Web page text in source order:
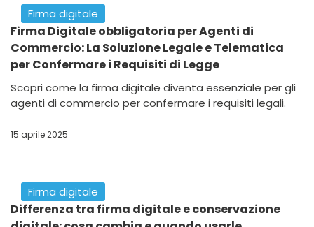
Firma digitale
Firma Digitale obbligatoria per Agenti di
Commercio: La Soluzione Legale e Telematica
per Confermare i Requisiti di Legge
Scopri come la firma digitale diventa essenziale per gli
agenti di commercio per confermare i requisiti legali.
15 aprile 2025
Firma digitale
Differenza tra firma digitale e conservazione